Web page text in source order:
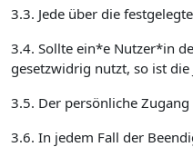
3.3. Jede über die
3.4. Sollte ein*e Nutzer*in
gesetzwidrig nutzt, so ist
3.5. Der persönliche
3.6. In jedem Fall der